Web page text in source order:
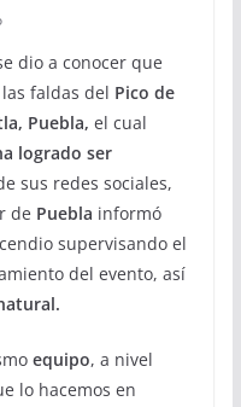
dio a conocer que
faldas del Pico de
Puebla, el cual
logrado ser
sus redes sociales,
de Puebla informó
supervisando el
del evento, así
equipo, a nivel
lo hacemos en